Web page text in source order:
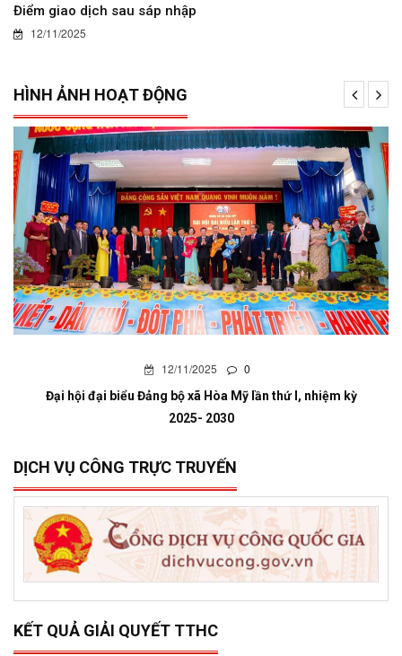
Điểm giao dịch sau sáp nhập
12/11/2025
HÌNH ẢNH HOẠT ĐỘNG
12/11/2025 0
Đại hội đại biểu Đảng bộ xã Hòa Mỹ lần thứ I, nhiệm kỳ
2025- 2030
DỊCH VỤ CÔNG TRỰC TRUYẾN
KẾT QUẢ GIẢI QUYẾT TTHC